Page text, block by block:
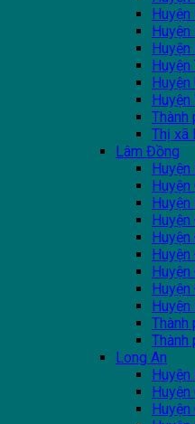
Huyện
Huyện
Huyện
Thành
Thị xã
Lâm Đồng
Huyện
Huyện
Huyện
Thành
Thành
Long An
Huyện